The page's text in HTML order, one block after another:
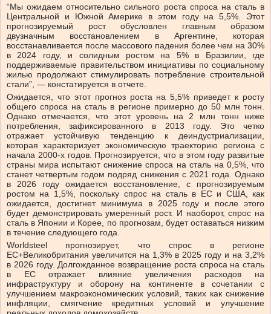
“Мы ожидаем относительно сильного роста спроса на сталь в
Центральной и Южной Америке в этом году на 5,5%. Этот
прогнозируемый рост обусловлен главным образом
двузначным восстановлением в Аргентине, которая
восстанавливается после массового падения более чем на 30%
в 2024 году, и солидным ростом на 5% в Бразилии, где
поддерживаемые правительством инициативы по социальному
жилью продолжают стимулировать потребление строительной
стали”, — констатируется в отчете.
Ожидается, что этот прогноз роста на 5,5% приведет к росту
общего спроса на сталь в регионе примерно до 50 млн тонн.
Однако отмечается, что этот уровень на 2 млн тонн ниже
потребления, зафиксированного в 2013 году. Это четко
отражает устойчивую тенденцию к деиндустриализации,
которая характеризует экономическую траекторию региона с
начала 2000-х годов. Прогнозируется, что в этом году развитые
страны мира испытают снижение спроса на сталь на 0,5%, что
станет четвертым годом подряд снижения с 2021 года. Однако
в 2026 году ожидается восстановление, с прогнозируемым
ростом на 1,5%, поскольку спрос на сталь в ЕС и США, как
ожидается, достигнет минимума в 2025 году и после этого
будет демонстрировать умеренный рост. И наоборот, спрос на
сталь в Японии и Корее, по прогнозам, будет оставаться низким
в течение следующего года.
Worldsteel прогнозирует, что спрос в регионе
ЕС+Великобритания увеличится на 1,3% в 2025 году и на 3,2%
в 2026 году. Долгожданное возвращение роста спроса на сталь
в ЕС отражает влияние увеличения расходов на
инфраструктуру и оборону на континенте в сочетании с
улучшением макроэкономических условий, таких как снижение
инфляции, смягчение кредитных условий и улучшение